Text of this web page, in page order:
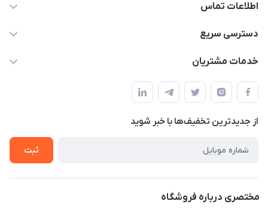
اطلاعات تماس
09371742423
طبقه بالای دنیای لبنیات (مراجعه حضوری فقط در صورت هماهنگی
قبلی با شماره ۰۹۳۷۱۷۴۲۴۲۳ امکان پذیر است)
دسترسی سریع
حساب کاربری
لیست محصولات
درباره ما
خدمات مشتریان
قوانین و مقررات
حریم خصوصی
راهنما
از جدید‌ترین تخفیف‌ها با‌ خبر شوید
ثبت
مختصری درباره فروشگاه